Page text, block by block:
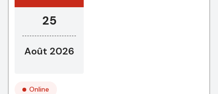
25
Août 2026
Online